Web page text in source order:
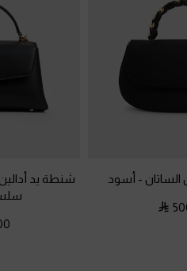
الساتان - أسود
شنطة يد